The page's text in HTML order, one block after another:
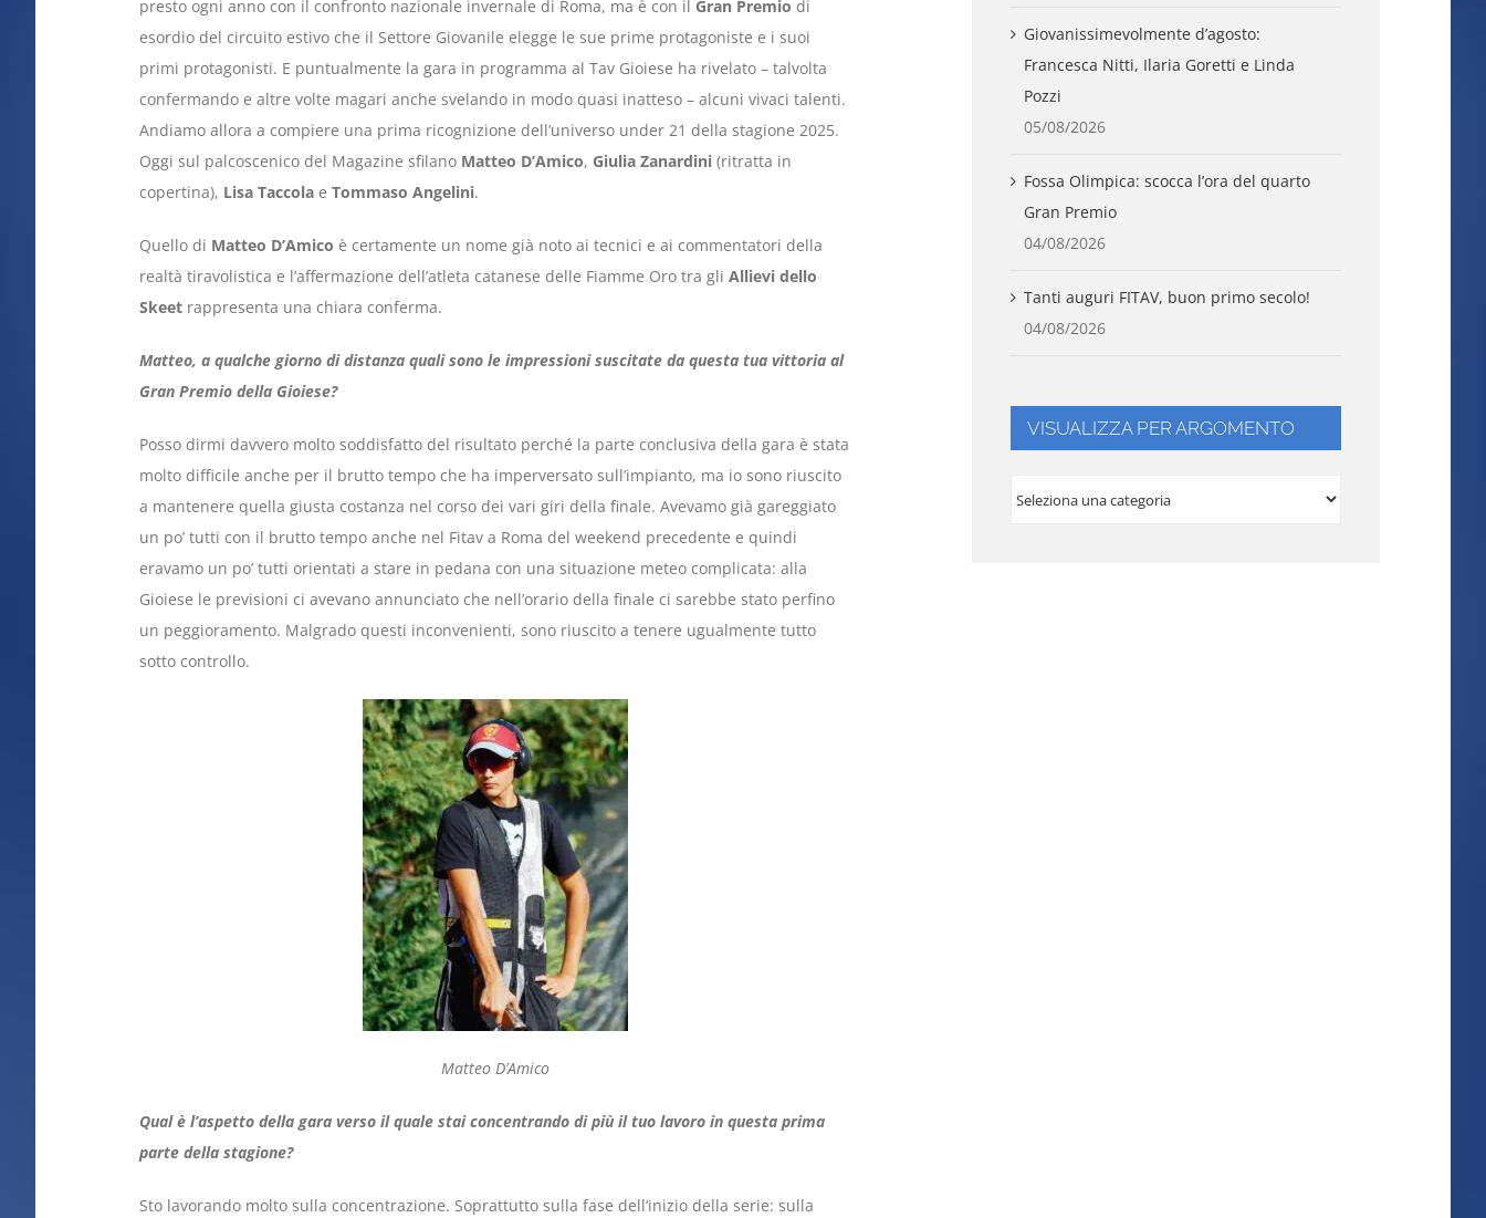
presto ogni anno con il confronto nazionale invernale di Roma, ma è con il Gran Premio di
esordio del circuito estivo che il Settore Giovanile elegge le sue prime protagoniste e i suoi
primi protagonisti. E puntualmente la gara in programma al Tav Gioiese ha rivelato – talvolta
confermando e altre volte magari anche svelando in modo quasi inatteso – alcuni vivaci talenti.
Andiamo allora a compiere una prima ricognizione dell’universo under 21 della stagione 2025.
Oggi sul palcoscenico del Magazine sfilano Matteo D’Amico, Giulia Zanardini(ritratta in
copertina), Lisa Taccolae Tommaso Angelini.
Quello di Matteo D’Amico è certamente un nome già noto ai tecnici e ai commentatori della
realtà tiravolistica e l’affermazione dell’atleta catanese delle Fiamme Oro tra gli Allievi dello
Skeetrappresenta una chiara conferma.
Matteo, a qualche giorno di distanza quali sono le impressioni suscitate da questa tua vittoria al
Gran Premio della Gioiese?
Posso dirmi davvero molto soddisfatto del risultato perché la parte conclusiva della gara è stata
molto difficile anche per il brutto tempo che ha imperversato sull’impianto, ma io sono riuscito
a mantenere quella giusta costanza nel corso dei vari giri della finale. Avevamo già gareggiato
un po’ tutti con il brutto tempo anche nel Fitav a Roma del weekend precedente e quindi
eravamo un po’ tutti orientati a stare in pedana con una situazione meteo complicata: alla
Gioiese le previsioni ci avevano annunciato che nell’orario della finale ci sarebbe stato perfino
un peggioramento. Malgrado questi inconvenienti, sono riuscito a tenere ugualmente tutto
sotto controllo.
Matteo D’Amico
Qual è l’aspetto della gara verso il quale stai concentrando di più il tuo lavoro in questa prima
parte della stagione?
Sto lavorando molto sulla concentrazione. Soprattutto sulla fase dell’inizio della serie: sulla
Giovanissimevolmente d’agosto:
Francesca Nitti, Ilaria Goretti e Linda
Pozzi
05/08/2026
Fossa Olimpica: scocca l’ora del quarto
Gran Premio
04/08/2026
Tanti auguri FITAV, buon primo secolo!
04/08/2026
VISUALIZZA PER ARGOMENTO